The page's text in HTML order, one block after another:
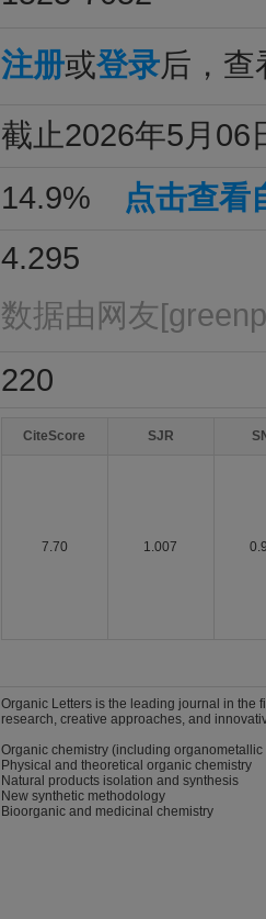
注册或登录后，查
截止2026年5月06
14.9% 点击查看
4.295
数据由网友
220
CiteScore SJR
7.70 1.007
Organic Letters is the leading journal in the
research, creative approaches, and
Organic chemistry (including
Physical and theoretical organic chemistry
Natural products isolation and synthesis
New synthetic methodology
Bioorganic and medicinal chemistry